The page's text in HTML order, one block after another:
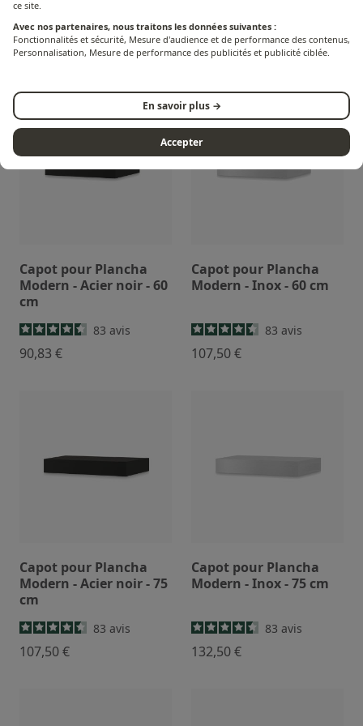
10avis
49,17 €
83
82,50 €
Capot pour Plancha
Modern - Acier noir - 60
cm
83 avis
90,83 €
Capot pour Plancha
Modern - Inox - 60 cm
83 avis
107,50 €
Capot pour Plancha
Modern - Acier noir - 75
cm
83 avis
107,50 €
Capot pour Plancha
Modern - Inox - 75 cm
83 avis
132,50 €
ce site.
Avec nos partenaires, nous traitons les données suivantes :
Fonctionnalités et sécurité, Mesure d'audience et de performance des contenus,
Personnalisation, Mesure de performance des publicités et publicité ciblée.
En savoir plus →
Accepter